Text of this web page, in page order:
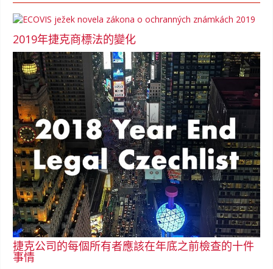
2019年捷克商標法的變化
捷克公司的每個所有者應該在年底之前檢查的十件
事情